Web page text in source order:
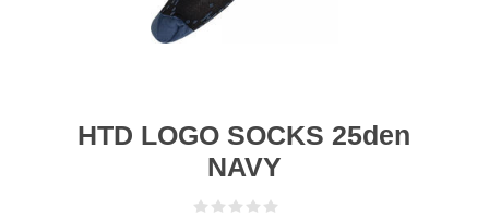
HTD LOGO SOCKS 25den
NAVY